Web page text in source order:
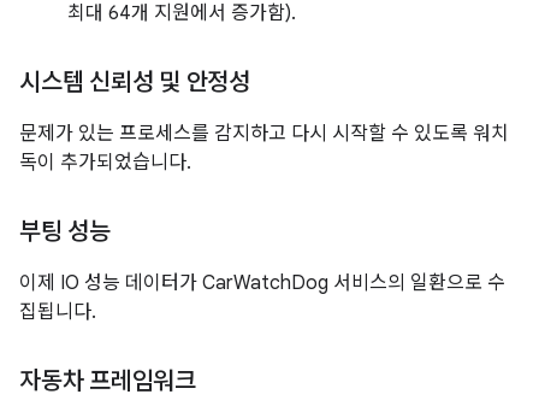
최대 64개 지원에서 증가함).
시스템 신뢰성 및 안정성
문제가 있는 프로세스를 감지하고 다시 시작할 수 있도록 워치
독이 추가되었습니다.
부팅 성능
이제 IO 성능 데이터가 CarWatchDog 서비스의 일환으로 수
집됩니다.
자동차 프레임워크